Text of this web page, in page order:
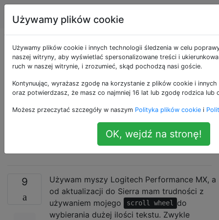
Apple Tagi
Odznaczanie tekstu
podczas korzystania
z kółka przewijania
myszy Logitech w
9
Używam myszy Logitech Performance MX, a
od aktualizacji do Sierra mam trudności z
używaniem mojego
scroll wheel do
wybierania dużej ilości tekstu. Zwykle
Używamy plików cookie
Używamy plików cookie i innych technologii śledzenia w celu
naszej witryny, aby wyświetlać spersonalizowane treści i
ruch w naszej witrynie, i zrozumieć, skąd pochodzą nasi goście.
Kontynuując, wyrażasz zgodę na korzystanie z plików cookie i
oraz potwierdzasz, że masz co najmniej 16 lat lub zgodę rodzica lub
Możesz przeczytać szczegóły w naszym Polityka plików cookie i
OK, wejdź na stronę!